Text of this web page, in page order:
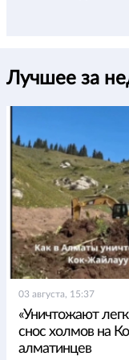
Лучшее за
03 августа, 15:37
«Уничтожают
снос холмов на
алматинцев